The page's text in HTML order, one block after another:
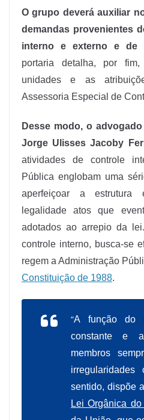
O grupo deverá auxiliar
demandas provenientes
interno e externo e de
portaria detalha, por
unidades e as
Assessoria Especial de
Desse modo, o
Jorge Ulisses Jacoby
atividades de controle
Pública englobam uma
aperfeiçoar a
legalidade atos que
adotados ao arrepio da
controle interno, busca-se
regem a Administração
Constituição de 1988.
“A função do
constante e
membros
irregularidades
sentido, dispõe a
Lei Orgânica